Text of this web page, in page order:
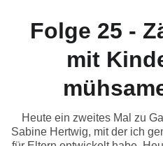
Folge 25 -
mit
Heute ein zweites Mal zu
Sabine Hertwig, mit der ich